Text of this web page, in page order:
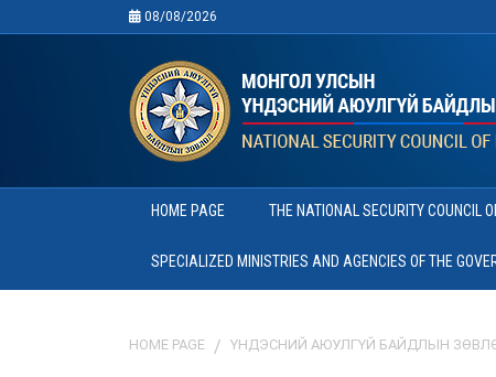
08/08/2026
HOME PAGE THE NATIONAL SECURITY COUNCIL
SPECIALIZED MINISTRIES AND AGENCIES OF THE
HOME PAGE ҮНДЭСНИЙ АЮУЛГҮЙ БАЙДЛЫН